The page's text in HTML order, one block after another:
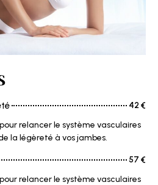
42 €
relancer le système vasculaires
la légèreté à vos jambes.
57 €
relancer le système vasculaires